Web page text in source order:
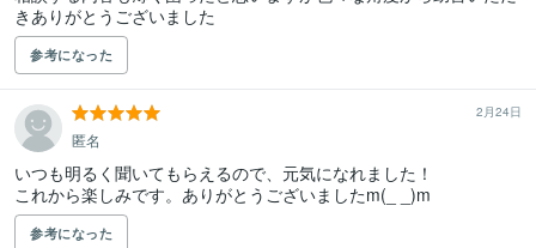
きありがとうございました
参考になった
2月24日
匿名
いつも明るく聞いてもらえるので、元気になれました！
これから楽しみです。ありがとうございましたm(_ _)m
参考になった